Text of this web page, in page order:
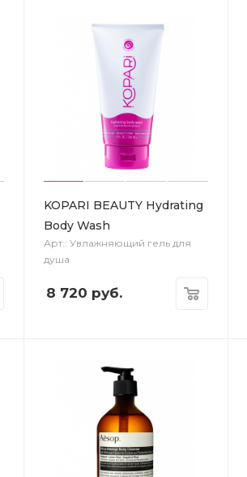
KOPARI BEAUTY Hydrating
Body Wash
Арт.: Увлажняющий гель для
душа
8 720 руб.